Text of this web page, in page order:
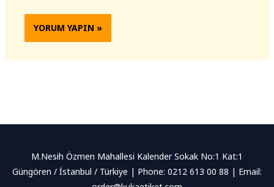
M.Nesih Özmen Mahallesi Kalender Sokak No:1 Kat:1
Güngören / İstanbul / Türkiye | Phone: 0212 613 00 88 | Email: